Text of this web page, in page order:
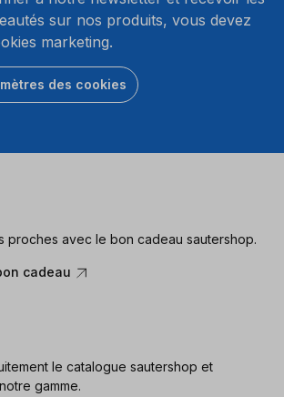
sur nos produits, vous devez
marketing.
des cookies
proches avec le bon cadeau sautershop.
cadeau
le catalogue sautershop et
gamme.